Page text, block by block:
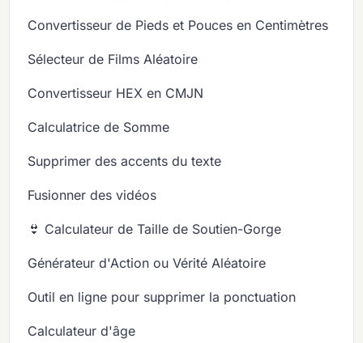
Convertisseur de Pieds et Pouces en Centimètres
Sélecteur de Films Aléatoire
Convertisseur HEX en CMJN
Calculatrice de Somme
Supprimer des accents du texte
Fusionner des vidéos
👙 Calculateur de Taille de Soutien-Gorge
Générateur d'Action ou Vérité Aléatoire
Outil en ligne pour supprimer la ponctuation
Calculateur d'âge